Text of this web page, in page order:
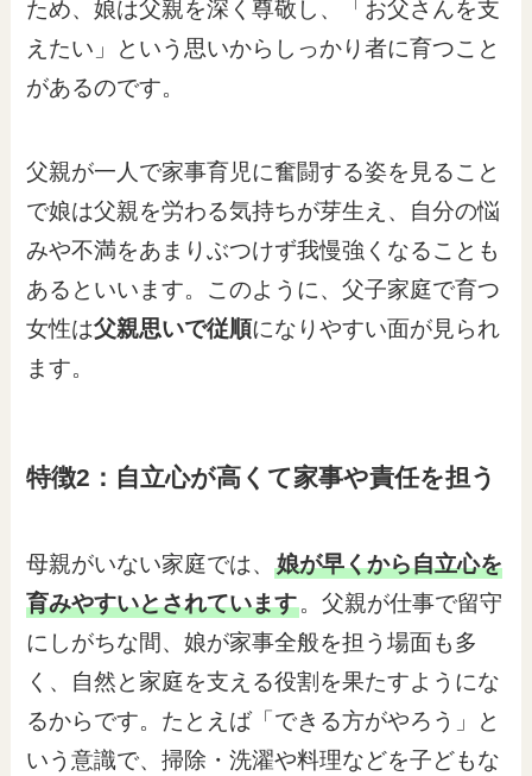
ため、娘は父親を深く尊敬し、「お父さんを支
えたい」という思いからしっかり者に育つこと
があるのです。
父親が一人で家事育児に奮闘する姿を見ること
で娘は父親を労わる気持ちが芽生え、自分の悩
みや不満をあまりぶつけず我慢強くなることも
あるといいます。このように、父子家庭で育つ
女性は父親思いで従順になりやすい面が見られ
ます。
特徴2：自立心が高くて家事や責任を担う
母親がいない家庭では、娘が早くから自立心を
育みやすいとされています。父親が仕事で留守
にしがちな間、娘が家事全般を担う場面も多
く、自然と家庭を支える役割を果たすようにな
るからです。たとえば「できる方がやろう」と
いう意識で、掃除・洗濯や料理などを子どもな